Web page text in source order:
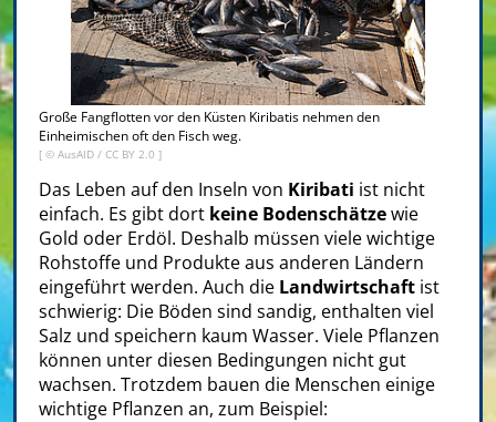
Große Fangflotten vor den Küsten Kiribatis nehmen den
Einheimischen oft den Fisch weg.
[ © AusAID / CC BY 2.0 ]
Das Leben auf den Inseln von Kiribati ist nicht
einfach. Es gibt dort keine Bodenschätzewie
Gold oder Erdöl. Deshalb müssen viele wichtige
Rohstoffe und Produkte aus anderen Ländern
eingeführt werden. Auch die Landwirtschaft ist
schwierig: Die Böden sind sandig, enthalten viel
Salz und speichern kaum Wasser. Viele Pflanzen
können unter diesen Bedingungen nicht gut
wachsen. Trotzdem bauen die Menschen einige
wichtige Pflanzen an, zum Beispiel: